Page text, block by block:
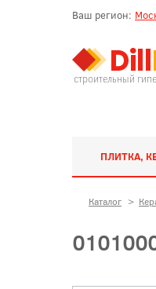
Ваш регион:
строительный
ПЛИТКА,
Каталог >